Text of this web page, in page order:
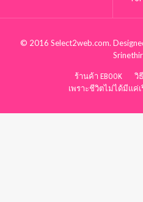
© 2016 Select2web.com.
ร้านค้า EBOOK
วิ
เพราะชีวิตไม่ได้มีแค่